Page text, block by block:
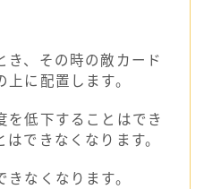
き、その時の敵カード
に配置します。
を低下することはでき
できなくなります。
なくなります。